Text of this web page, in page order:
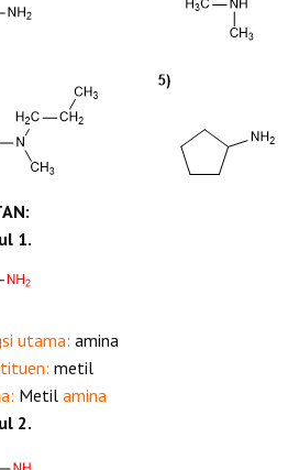
1.
utama: amina
metil
Metil amina
2.